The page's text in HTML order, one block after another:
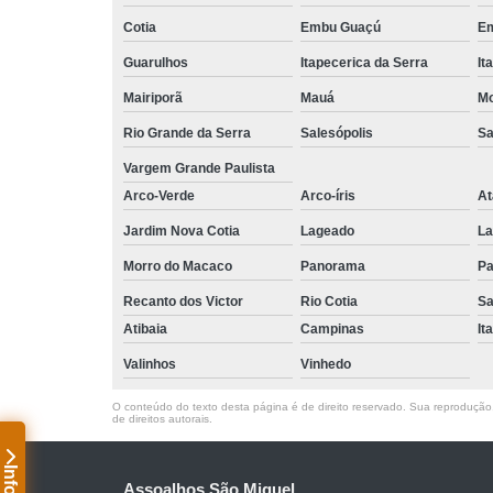
Cotia Embu Guaçú
Guarulhos Itapecerica da Serra
Mairiporã Mauá
Rio Grande da Serra Salesópolis
Vargem Grande Paulista
Arco-Verde
Arco-íris
Jardim Nova Cotia Lageado
Morro do Macaco Panorama
Recanto dos Victor Rio Cotia
Atibaia
Campinas
Valinhos Vinhedo
O conteúdo do texto desta página é de direito reservado. Sua
de direitos autorais
Assoalhos São Miguel